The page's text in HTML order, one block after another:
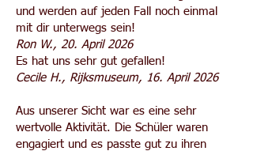
und werden auf jeden Fall noch einmal
mit dir unterwegs sein!
Ron W., 20. April 2026
Es hat uns sehr gut gefallen!
Cecile H., Rijksmuseum, 16. April 2026
Aus unserer Sicht war es eine sehr
wertvolle Aktivität. Die Schüler waren
engagiert und es passte gut zu ihren